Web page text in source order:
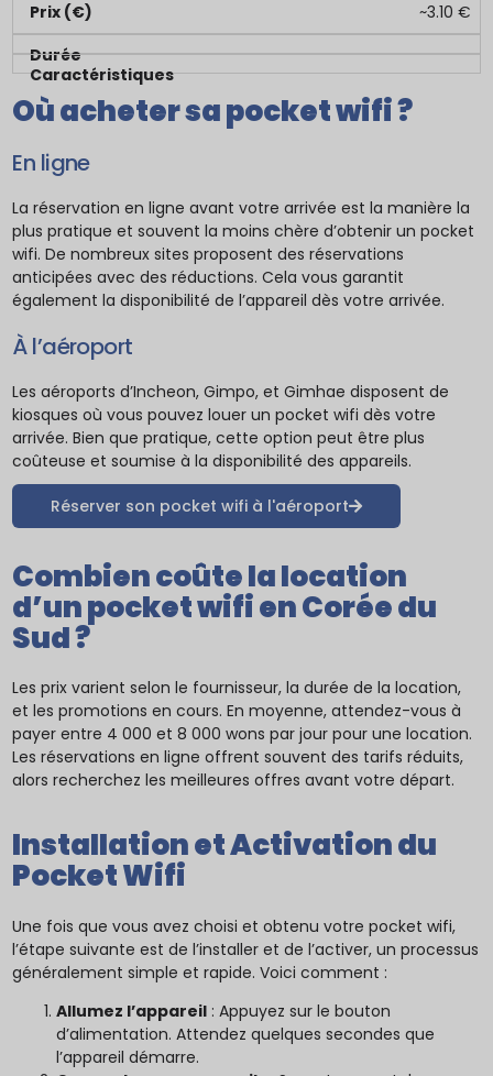
~3.10 €
Où acheter sa pocket wifi ?
En ligne
La réservation en ligne avant votre arrivée est la manière la
plus pratique et souvent la moins chère d’obtenir un pocket
wifi. De nombreux sites proposent des réservations
anticipées avec des réductions. Cela vous garantit
également la disponibilité de l’appareil dès votre arrivée.
À l’aéroport
Les aéroports d’Incheon, Gimpo, et Gimhae disposent de
kiosques où vous pouvez louer un pocket wifi dès votre
arrivée. Bien que pratique, cette option peut être plus
coûteuse et soumise à la disponibilité des appareils.
Réserver son pocket wifi à l'aéroport
Combien coûte la location
d’un pocket wifi en Corée du
Sud ?
Les prix varient selon le fournisseur, la durée de la location,
et les promotions en cours. En moyenne, attendez-vous à
payer entre 4 000 et 8 000 wons par jour pour une location.
Les réservations en ligne offrent souvent des tarifs réduits,
alors recherchez les meilleures offres avant votre départ.
Installation et Activation du
Pocket Wifi
Une fois que vous avez choisi et obtenu votre pocket wifi,
l’étape suivante est de l’installer et de l’activer, un processus
généralement simple et rapide. Voici comment :
Allumez l’appareil : Appuyez sur le bouton
d’alimentation. Attendez quelques secondes que
l’appareil démarre.